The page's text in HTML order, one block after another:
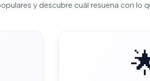
y descubre cuál resuena con lo